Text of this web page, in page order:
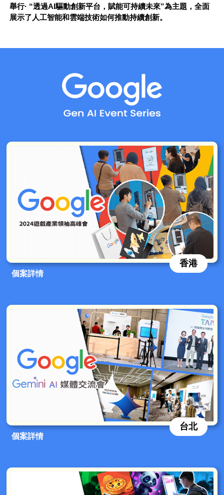
舉行· “透過AI驅動創新平台，賦能可持續未來”為主題，全面
展示了人工智能和雲端技術如何推動持續創新。
個案詳情
香港
個案詳情
台北